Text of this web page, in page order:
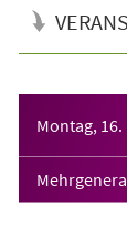
Montag, 16.